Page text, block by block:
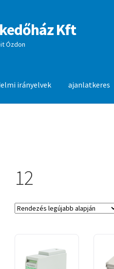
Kft
Ózdon
irányelvek ajanlatkeres
12